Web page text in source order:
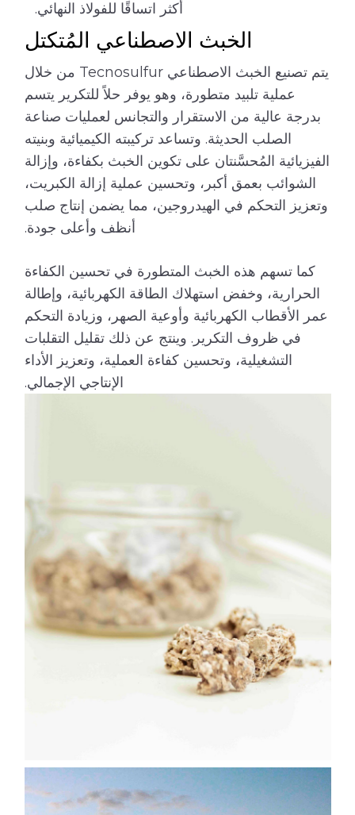
أكثر اتساقًا للفولاذ النهائي.
الخبث الاصطناعي المُتكتل
يتم تصنيع الخبث الاصطناعي Tecnosulfur من خلال
عملية تلبيد متطورة، وهو يوفر حلاً للتكرير يتسم
بدرجة عالية من الاستقرار والتجانس لعمليات صناعة
الصلب الحديثة. وتساعد تركيبته الكيميائية وبنيته
الفيزيائية المُحسَّنتان على تكوين الخبث بكفاءة، وإزالة
الشوائب بعمق أكبر، وتحسين عملية إزالة الكبريت،
وتعزيز التحكم في الهيدروجين، مما يضمن إنتاج صلب
أنظف وأعلى جودة.
كما تسهم هذه الخبث المتطورة في تحسين الكفاءة
الحرارية، وخفض استهلاك الطاقة الكهربائية، وإطالة
عمر الأقطاب الكهربائية وأوعية الصهر، وزيادة التحكم
في ظروف التكرير. وينتج عن ذلك تقليل التقلبات
التشغيلية، وتحسين كفاءة العملية، وتعزيز الأداء
الإنتاجي الإجمالي.